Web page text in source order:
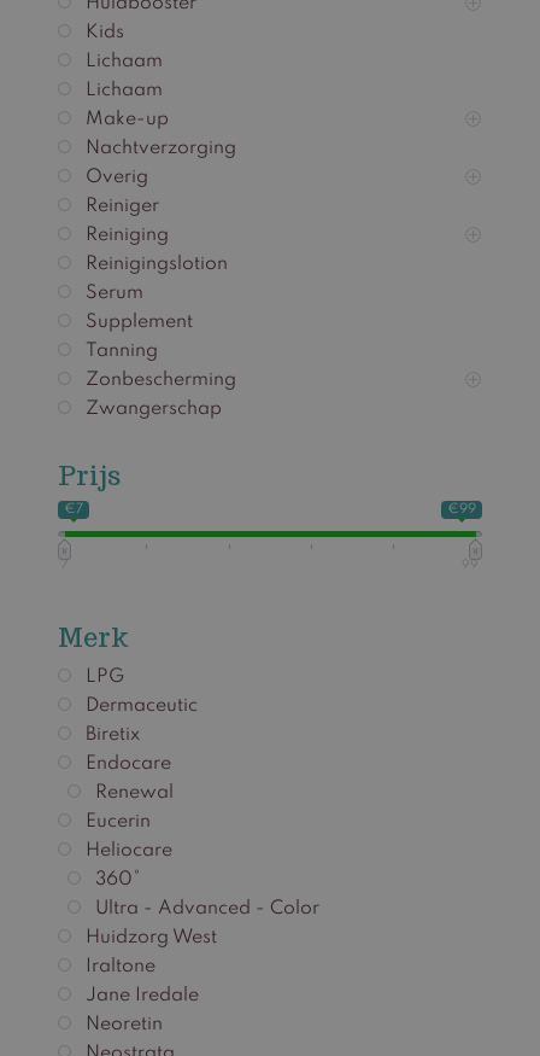
Kids
Lichaam
Lichaam
Make-up
Nachtverzorging
Overig
Reiniger
Reiniging
Reinigingslotion
Serum
Supplement
Tanning
Zonbescherming
Zwangerschap
Prijs
€7 €99
7 99
Merk
LPG
Dermaceutic
Biretix
Endocare
Renewal
Eucerin
Heliocare
360°
Ultra - Advanced - Color
Huidzorg West
Iraltone
Jane Iredale
Neoretin